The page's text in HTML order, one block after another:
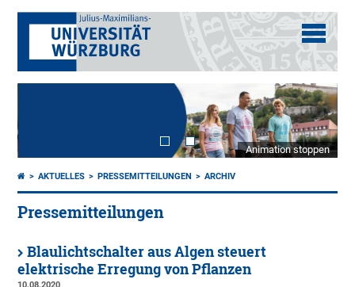
Animation stoppen
AKTUELLES PRESSEMITTEILUNGEN ARCHIV
Pressemitteilungen
Blaulichtschalter aus Algen steuert
elektrische Erregung von Pflanzen